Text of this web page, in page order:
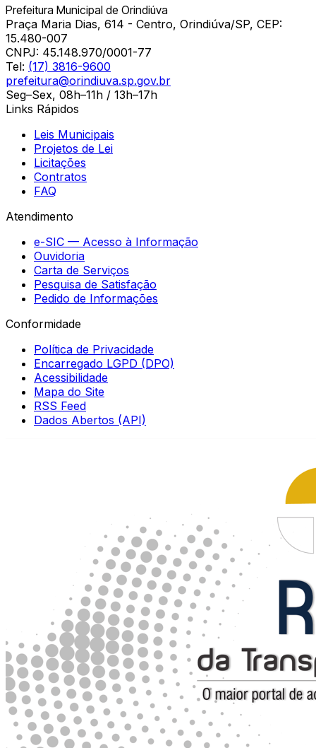
Prefeitura Municipal de Orindiúva
Praça Maria Dias, 614 - Centro, Orindiúva/SP, CEP:
15.480-007
CNPJ: 45.148.970/0001-77
Tel: (17) 3816-9600
prefeitura@orindiuva.sp.gov.br
Seg–Sex, 08h–11h / 13h–17h
Links Rápidos
Leis Municipais
Projetos de Lei
Licitações
Contratos
FAQ
Atendimento
e-SIC — Acesso à Informação
Ouvidoria
Carta de Serviços
Pesquisa de Satisfação
Pedido de Informações
Conformidade
Política de Privacidade
Encarregado LGPD (DPO)
Acessibilidade
Mapa do Site
RSS Feed
Dados Abertos (API)